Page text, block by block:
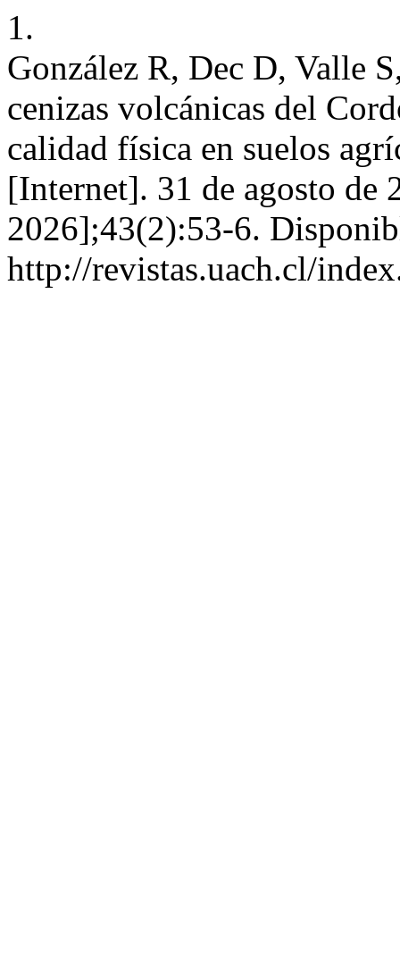
1.
González R, Dec D, Valle
cenizas volcánicas del
calidad física en suelos
[Internet]. 31 de agosto de
2026];43(2):53-6.
http://revistas.uach.cl/